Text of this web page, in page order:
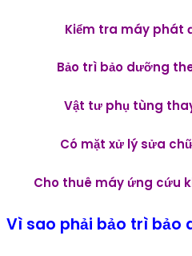
Kiểm tra máy phát
Bảo trì bảo dưỡng
Vật tư phụ tùng
Có mặt xử lý sửa
Cho thuê máy ứng cứu
Vì sao phải bảo trì bảo